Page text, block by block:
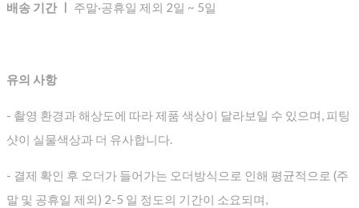
배송 기간 ㅣ 주말·공휴일 제외 2일 ~ 5일
유의 사항
- 촬영 환경과 해상도에 따라 제품 색상이 달라보일 수 있으며, 피팅
샷이 실물색상과 더 유사합니다.
- 결제 확인 후 오더가 들어가는 오더방식으로 인해 평균적으로 (주
말 및 공휴일 제외) 2-5 일 정도의 기간이 소요되며,